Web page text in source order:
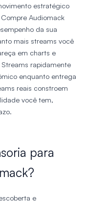
estratégico
Audiomack
da sua
mais streams você
em charts e
rapidamente
enquanto entrega
reais constroem
você tem,
para
e